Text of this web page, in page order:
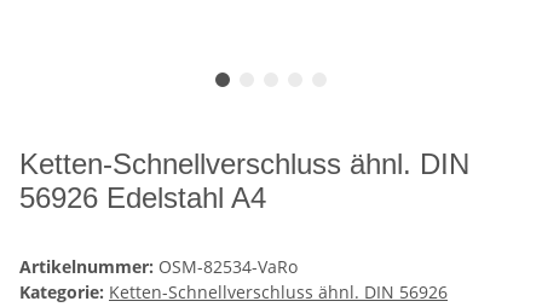
Ketten-Schnellverschluss ähnl. DIN
56926 Edelstahl A4
Artikelnummer: OSM-82534-VaRo
Kategorie: Ketten-Schnellverschluss ähnl. DIN 56926